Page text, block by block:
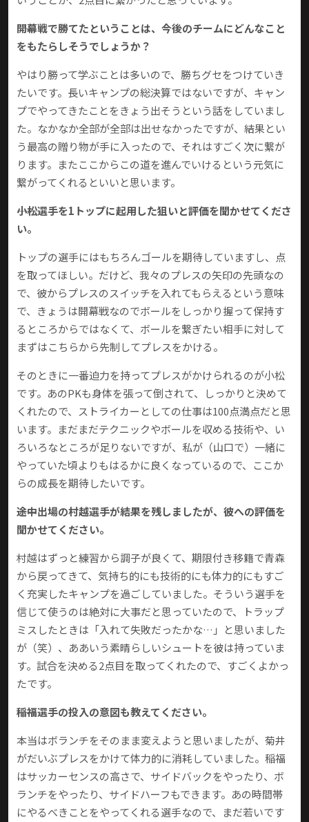
――開幕戦で勝てたということは、今後のチームにどんなこと
をもたらしそうでしょうか？
やはり勝って学ぶことは多いので、勝ちグセをつけていき
たいです。長いキャンプの総決算ではないですが、キャン
プでやってきたことをきょう出そうという話をしていまし
た。なかなか全部が全部は出せなかったですが、結果とい
う最高の贈り物が手に入ったので、それはすごく次に繋が
ります。またここからこの道を進んでいけるという元気に
繋がってくれるといいと思います。
――小松選手を1トップに起用した狙いと評価を聞かせてくださ
い。
トップの選手にはもちろんゴールを期待していますし、点
を取ってほしい。だけど、我々のプレスの矢印の先頭なの
で、彼からプレスのスイッチを入れてもらえるという意味
で、きょうは開幕戦なのでボールをしっかり握って保持す
るところからではなくて、ボールを繋ぎたい相手に対して
まずはこちらから先制してプレスをかける。
そのときに一番迫力を持ってプレスがかけられるのが小松
です。あのPKも身体を張って倒されて、しっかりと決めて
くれたので、ストライカーとしての仕事は100点満点だと思
います。まだまだテクニックやボールを収める技術や、い
ろいろなところが足りないですが、私が（山口で）一緒に
やっていた頃よりもはるかに良くなっているので、ここか
らの成長を期待したいです。
――途中出場の村越選手が結果を残しましたが、彼への評価を
聞かせてください。
村越はずっと練習から調子が良くて、期限付き移籍で青森
から戻ってきて、気持ち的にも技術的にも体力的にもすご
く充実したキャンプを過ごしていました。そういう選手を
信じて使うのは絶対に大事だと思っていたので、トラップ
ミスしたときは「入れて失敗だったかな…」と思いました
が（笑）、ああいう素晴らしいシュートを彼は持っていま
す。試合を決める2点目を取ってくれたので、すごくよかっ
たです。
――稲福選手の投入の意図も教えてください。
本当はボランチをそのまま変えようと思いましたが、菊井
がだいぶプレスをかけて体力的に消耗していました。稲福
はサッカーセンスの高さで、サイドバックをやったり、ボ
ランチをやったり、サイドハーフもできます。あの時間帯
にやるべきことをやってくれる選手なので、まだ若いです